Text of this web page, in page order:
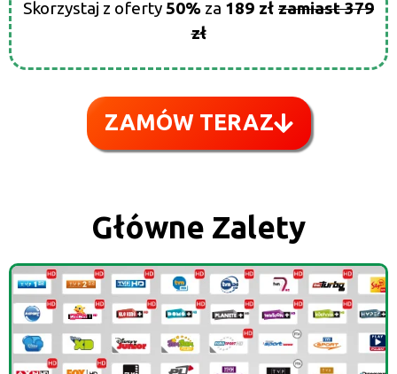
Skorzystaj z oferty50% za 189 zł zamiast 379
zł
ZAMÓW TERAZ
Główne Zalety